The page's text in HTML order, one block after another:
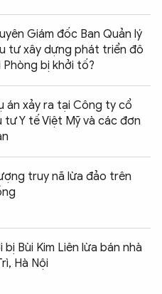
Giám đốc Ban Quản lý
tư xây dựng phát triển đô
Phòng bị khởi tố?
án xảy ra tại Công ty cổ
tư Y tế Việt Mỹ và các đơn
truy nã lừa đảo trên
bị Bùi Kim Liên lừa bán nhà
Hà Nội